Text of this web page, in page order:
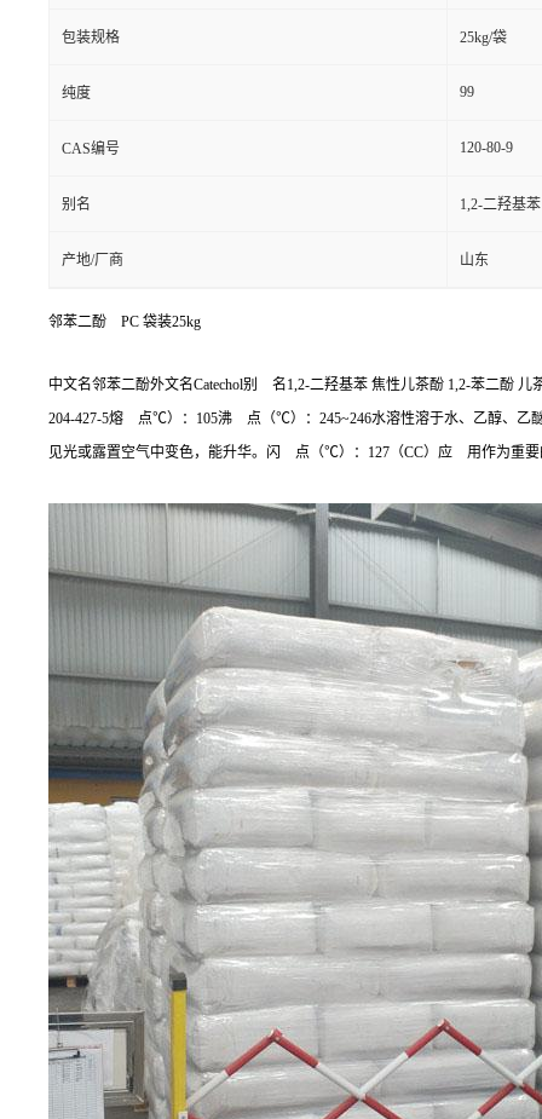
包装规格 25kg/袋
纯度 99
CAS编号 120-80-9
别名 1,2-二羟基
产地/厂商 山东
邻苯二酚 PC 袋装25kg
中文名邻苯二酚外文名Catechol别 名1,2-二羟基苯 焦性儿茶酚 1,2-苯二酚 儿
204-427-5熔 点℃）：105沸 点（℃）：245~246水溶性溶于水、乙醇、
见光或露置空气中变色，能升华。闪 点（℃）：127（CC）应 用作为重要